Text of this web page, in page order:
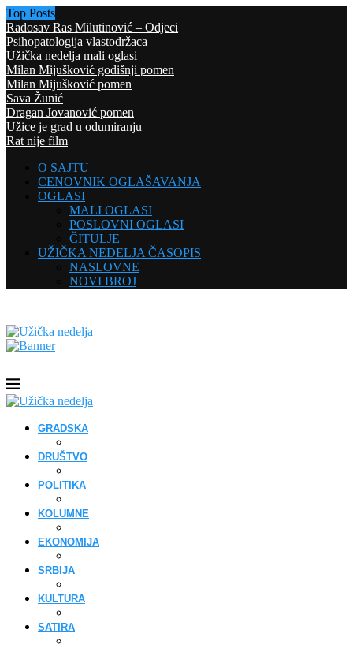
Top Posts
Radosav Ras Milutinović – Odjeci
Psihopatologija vlastodržaca
Užička nedelja mali oglasi
Milan Mijušković godišnji pomen
Milan Mijušković pomen
Sava Žunić
Dragan Jovanović pomen
Užice je grad u odumiranju
Rat nije film
O SAJTU
CENOVNIK OGLAŠAVANJA
OGLASI
MALI OGLASI
POSLOVNI OGLASI
ČITULJE
UŽIČKA NEDELJA ČASOPIS
NASLOVNE
NOVI BROJ
GRADSKA
DRUŠTVO
POLITIKA
KOLUMNE
EKONOMIJA
SRBIJA
KULTURA
SATIRA